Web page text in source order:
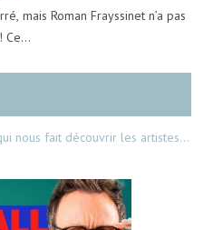
mais Roman Frayssinet n’a pas
Ce…
nous fait découvrir les artistes…